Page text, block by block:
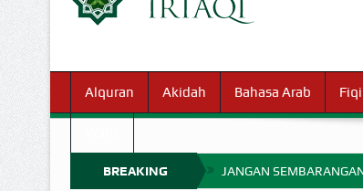
Alquran Akidah Bahasa Arab
BREAKING JANGAN